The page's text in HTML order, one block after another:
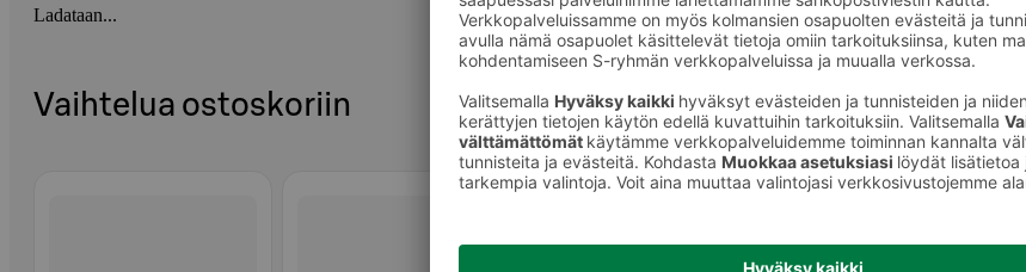
Ladataan...
Vaihtelua ostoskoriin